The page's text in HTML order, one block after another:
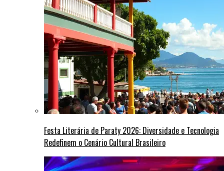
Festa Literária de Paraty 2026: Diversidade e Tecnologia
Redefinem o Cenário Cultural Brasileiro